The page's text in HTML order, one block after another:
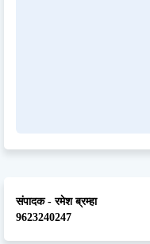
संपादक - रमेश ब्रम्हा
9623240247